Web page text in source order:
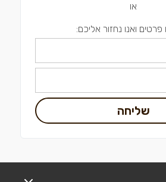
או
פרטים ואנו נחזור אליכם:
שליחה